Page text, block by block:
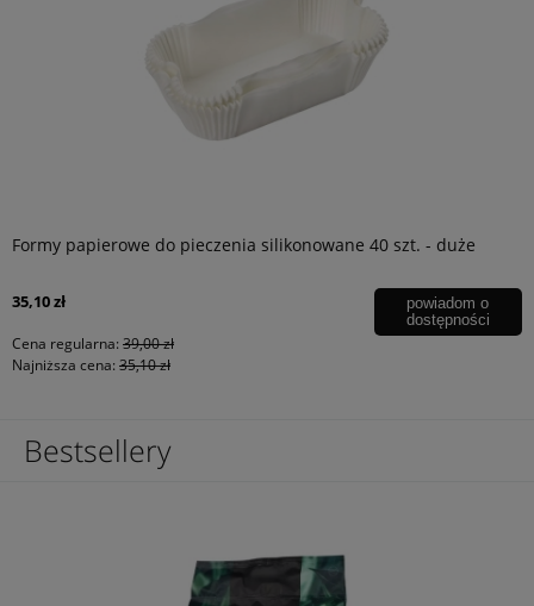
Formy papierowe do pieczenia silikonowane 40 szt. - duże
35,10 zł
Cena regularna: 39,00 zł
Najniższa cena: 35,10 zł
powiadom o
dostępności
Bestsellery